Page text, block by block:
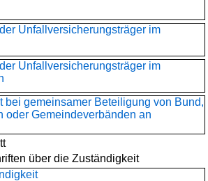
Unfallversicherungsträger im
Unfallversicherungsträger im
bei gemeinsamer Beteiligung von Bund,
oder Gemeindeverbänden an
über die Zuständigkeit